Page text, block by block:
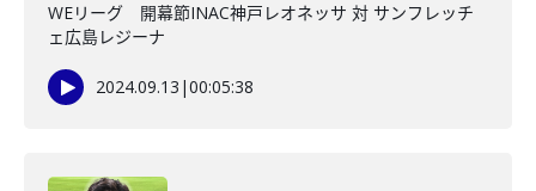
WEリーグ 開幕節INAC神戸レオネッサ 対 サンフレッチ
ェ広島レジーナ
2024.09.13 |00:05:38